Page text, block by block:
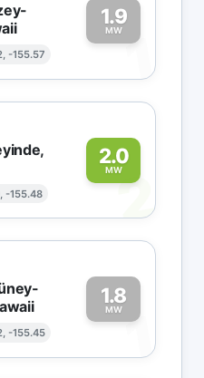
-155.57
1.9
MW1
-155.48
2.0
MW2
-155.45
1.8
MW1